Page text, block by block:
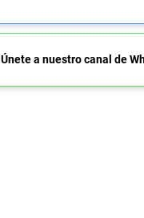
Únete a nuestro canal de